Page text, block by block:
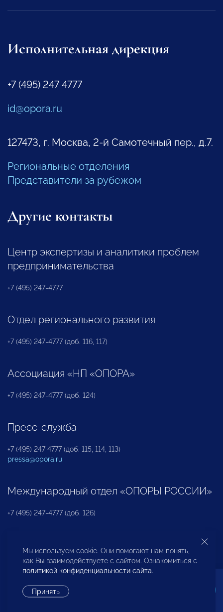
Исполнительная дирекция
+7 (495) 247 4777
id@opora.ru
127473, г. Москва, 2-й Самотечный пер., д.7.
Региональные отделения
Представители за рубежом
Другие контакты
Центр экспертизы и аналитики проблем
предпринимательства
+7 (495) 247-4777
Отдел регионального развития
+7 (495) 247-4777 (доб. 116, 117)
Ассоциация «НП «ОПОРА»
+7 (495) 247-4777 (доб. 124)
Пресс-служба
+7 (495) 247 4777 (доб. 115, 114, 113)
pressa@opora.ru
Международный отдел «ОПОРЫ РОССИИ»
+7 (495) 247-4777 (доб. 126)
Бюро по защите прав предпринимателей и
инвесторов
Мы используем cookie. Они помогают нам понять,
как Вы взаимодействуете с сайтом. Ознакомиться с
политикой конфиденциальности сайта.
Принять